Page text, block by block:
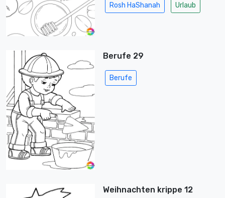
Rosh HaShanah Urlaub
Berufe 29
Berufe
Weihnachten krippe 12